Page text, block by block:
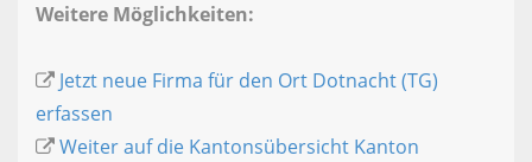
Weitere Möglichkeiten:
Jetzt neue Firma für den Ort Dotnacht (TG)
erfassen
Weiter auf die Kantonsübersicht Kanton